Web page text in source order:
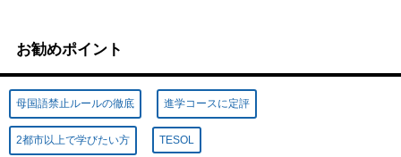
お勧めポイント
母国語禁止ルールの徹底 進学コースに定評
2都市以上で学びたい方 TESOL